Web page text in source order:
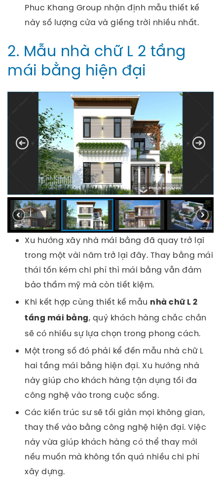
Phuc Khang Group nhận định mẫu thiết kế
này số lượng cửa và giếng trời nhiều nhất.
2. Mẫu nhà chữ L 2 tầng
mái bằng hiện đại
Xu hướng xây nhà mái bằng đã quay trở lại
trong một vài năm trở lại đây. Thay bằng mái
thái tốn kém chi phí thì mái bằng vẫn đảm
bảo thẩm mỹ mà còn tiết kiệm.
Khi kết hợp cùng thiết kế mẫu nhà chữ L 2
tầng mái bằng, quý khách hàng chắc chắn
sẽ có nhiều sự lựa chọn trong phong cách.
Một trong số đó phải kể đến mẫu nhà chữ L
hai tầng mái bằng hiện đại. Xu hướng nhà
này giúp cho khách hàng tận dụng tối đa
công nghệ vào trong cuộc sống.
Các kiến trúc sư sẽ tối giản mọi không gian,
thay thế vào bằng công nghệ hiện đại. Việc
này vừa giúp khách hàng có thể thay mới
nếu muốn mà không tốn quá nhiều chi phí
xây dựng.